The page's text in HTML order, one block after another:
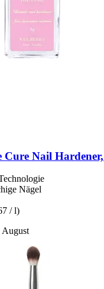
Cure Nail
Nägel
/ l)
August